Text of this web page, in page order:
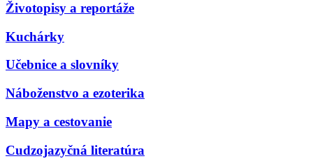
Životopisy a reportáže
Kuchárky
Učebnice a slovníky
Náboženstvo a ezoterika
Mapy a cestovanie
Cudzojazyčná literatúra